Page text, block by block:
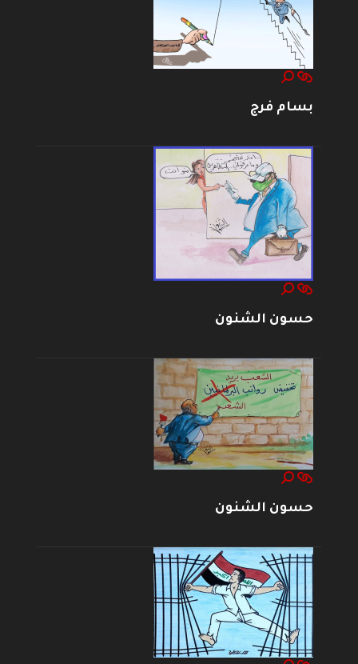
بسام فرج
حسون الشنون
حسون الشنون